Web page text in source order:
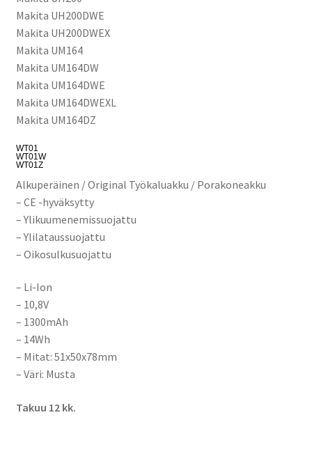
Makita UH200DWE
Makita UH200DWEX
Makita UM164
Makita UM164DW
Makita UM164DWE
Makita UM164DWEXL
Makita UM164DZ
WT01
WT01W
WT01Z
Alkuperäinen / Original Työkaluakku / Porakoneakku
– CE -hyväksytty
– Ylikuumenemissuojattu
– Ylilataussuojattu
– Oikosulkusuojattu
– Li-Ion
– 10,8V
– 1300mAh
– 14Wh
– Mitat: 51x50x78mm
– Väri: Musta
Takuu 12 kk.